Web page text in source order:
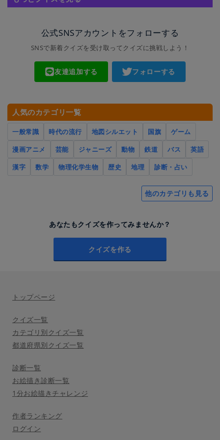
公式SNSアカウントをフォローする
SNSで新着クイズを受け取ってクイズに挑戦しよう！
友達追加する フォローする
人気のカテゴリ一覧
一般常識 時代の流行 地図シルエット 国旗
ゲーム
漫画アニメ
芸能 ジャニーズ 動物 鉄道 バス
英語
漢字
数学 物理化学生物 歴史 地理 診断・占い
他のカテゴリも見る
あなたもクイズを作ってみませんか？
クイズを作る
トップページ
クイズ一覧
カテゴリ別クイズ一覧
都道府県別クイズ一覧
診断一覧
お絵描き診断一覧
1分お絵描きチャレンジ
作者ランキング
ログイン